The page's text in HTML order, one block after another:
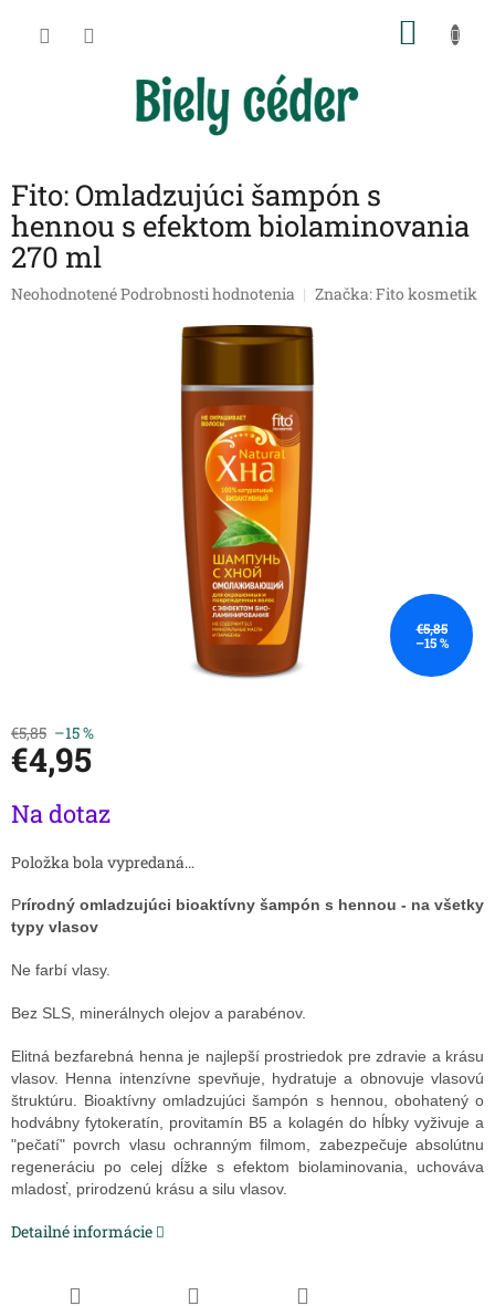
Fito: Omladzujúci šampón s
hennou s efektom biolaminovania
270 ml
Priemerné
NeohodnotenéPodrobnosti hodnotenia Značka:Fito kosmetik
€5,85
–15 %
€5,85 –15 %
€4,95
cena:
Na dotaz
Položka bola vypredaná…
Prírodný omladzujúci bioaktívny šampón s hennou - na všetky
typy vlasov
Ne farbí vlasy.
Bez SLS, minerálnych olejov a parabénov.
Elitná bezfarebná henna je najlepší prostriedok pre zdravie a krásu
vlasov. Henna intenzívne spevňuje, hydratuje a obnovuje vlasovú
štruktúru. Bioaktívny omladzujúci šampón s hennou, obohatený o
hodvábny fytokeratín, provitamín B5 a kolagén do hĺbky vyživuje a
"pečatí" povrch vlasu ochranným filmom, zabezpečuje absolútnu
regeneráciu po celej dĺžke s efektom biolaminovania, uchováva
mladosť, prirodzenú krásu a silu vlasov.
Detailné informácie